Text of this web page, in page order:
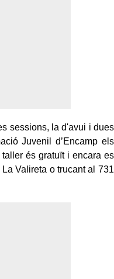
sessions, la d'avui i dues
Juvenil d’Encamp els
és gratuït i encara es
Valireta o trucant al 731